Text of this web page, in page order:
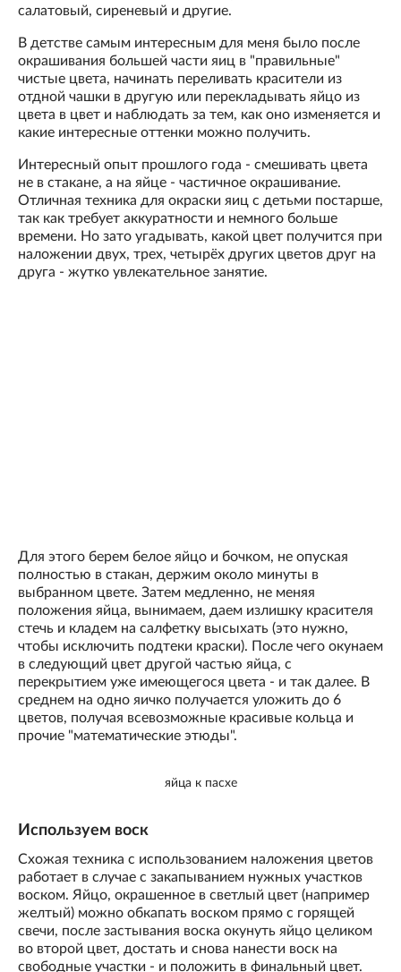
салатовый, сиреневый и другие.
В детстве самым интересным для меня было после
окрашивания большей части яиц в "правильные"
чистые цвета, начинать переливать красители из
отдной чашки в другую или перекладывать яйцо из
цвета в цвет и наблюдать за тем, как оно изменяется и
какие интересные оттенки можно получить.
Интересный опыт прошлого года - смешивать цвета
не в стакане, а на яйце - частичное окрашивание.
Отличная техника для окраски яиц с детьми постарше,
так как требует аккуратности и немного больше
времени. Но зато угадывать, какой цвет получится при
наложении двух, трех, четырёх других цветов друг на
друга - жутко увлекательное занятие.
Для этого берем белое яйцо и бочком, не опуская
полностью в стакан, держим около минуты в
выбранном цвете. Затем медленно, не меняя
положения яйца, вынимаем, даем излишку красителя
стечь и кладем на салфетку высыхать (это нужно,
чтобы исключить подтеки краски). После чего окунаем
в следующий цвет другой частью яйца, с
перекрытием уже имеющегося цвета - и так далее. В
среднем на одно яичко получается уложить до 6
цветов, получая всевозможные красивые кольца и
прочие "математические этюды".
яйца к пасхе
Используем воск
Схожая техника с использованием наложения цветов
работает в случае с закапыванием нужных участков
воском. Яйцо, окрашенное в светлый цвет (например
желтый) можно обкапать воском прямо с горящей
свечи, после застывания воска окунуть яйцо целиком
во второй цвет, достать и снова нанести воск на
свободные участки - и положить в финальный цвет.